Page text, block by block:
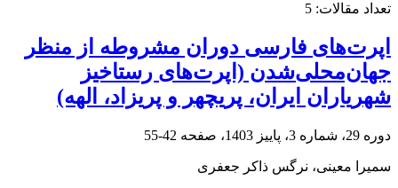
تعداد مقالات: 5
اپرت‌های فارسی دوران مشروطه از منظر
جهان‌محلی‌شدن (اپرت‌های رستاخیز
شهریاران ایران، پریچهر و پریزاد، الهه)
دوره 29، شماره 3، پاییز 1403، صفحه 42-55
سمیرا معینی، نرگس ذاکر جعفری